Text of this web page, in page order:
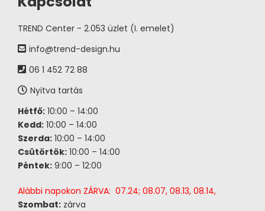
TREND Center - 2.053 üzlet (I. emelet)
info@trend-design.hu
06 1 452 72 88
Nyitva tartás
Hétfő: 10:00 – 14:00
Kedd: 10:00 – 14:00
Szerda: 10:00 – 14:00
Csütörtök: 10:00 – 14:00
Péntek: 9:00 – 12:00
Alábbi napokon ZÁRVA: 07.24; 08.07, 08.13, 08.14,
Szombat: zárva